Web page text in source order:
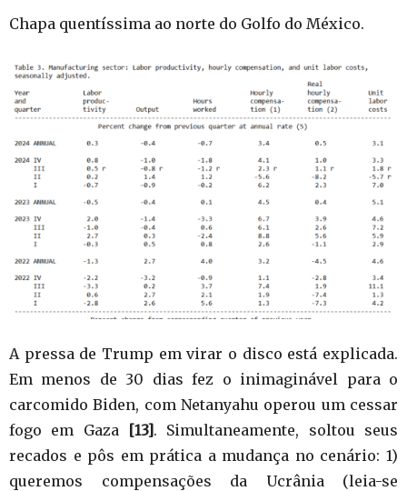
Chapa quentíssima ao norte do Golfo do México.
A pressa de Trump em virar o disco está explicada.
Em menos de 30 dias fez o inimaginável para o
carcomido Biden, com Netanyahu operou um cessar
fogo em Gaza [13]. Simultaneamente, soltou seus
recados e pôs em prática a mudança no cenário: 1)
queremos compensações da Ucrânia (leia-se